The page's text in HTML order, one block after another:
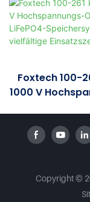
Foxtech 100-
1000 V
Copyright ©